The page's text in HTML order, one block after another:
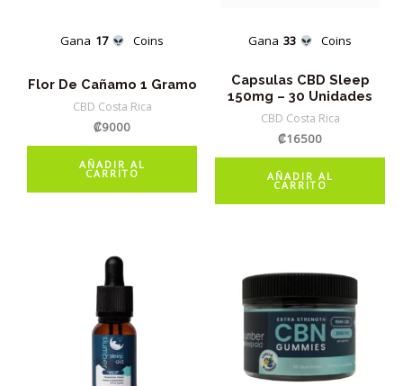
Gana 17 Coins
Flor De Cañamo 1 Gramo
CBD Costa Rica
₡9000
AÑADIR AL
CARRITO
Gana 33 Coins
Capsulas CBD Sleep
150mg – 30 Unidades
CBD Costa Rica
₡16500
AÑADIR AL
CARRITO